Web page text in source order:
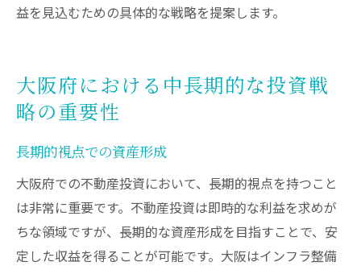
益を見込むための具体的な戦略を提案します。
大阪府における中長期的な投資戦
略の重要性
長期的視点での資産形成
大阪府での不動産投資において、長期的視点を持つこと
は非常に重要です。不動産投資は即時的な利益を求めが
ちな領域ですが、長期的な資産形成を目指すことで、安
定した収益を得ることが可能です。大阪はインフラ整備